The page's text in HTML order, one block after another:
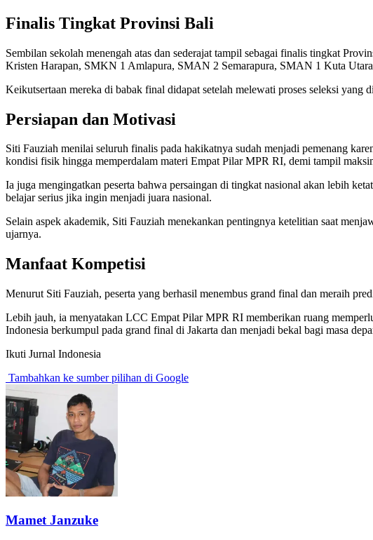
Finalis Tingkat Provinsi Bali
Sembilan sekolah menengah atas dan sederajat tampil sebagai finalis tingkat
Kristen Harapan, SMKN 1 Amlapura, SMAN 2 Semarapura, SMAN 1 Kuta
Keikutsertaan mereka di babak final didapat setelah melewati proses seleksi yang
Persiapan dan Motivasi
Siti Fauziah menilai seluruh finalis pada hakikatnya sudah menjadi pemenang
kondisi fisik hingga memperdalam materi Empat Pilar MPR RI, demi tampil
Ia juga mengingatkan peserta bahwa persaingan di tingkat nasional akan lebih
belajar serius jika ingin menjadi juara nasional.
Selain aspek akademik, Siti Fauziah menekankan pentingnya ketelitian saat
ujarnya.
Manfaat Kompetisi
Menurut Siti Fauziah, peserta yang berhasil menembus grand final dan meraih
Lebih jauh, ia menyatakan LCC Empat Pilar MPR RI memberikan ruang
Indonesia berkumpul pada grand final di Jakarta dan menjadi bekal bagi masa
Ikuti Jurnal Indonesia
Tambahkan ke sumber pilihan di Google
Mamet Janzuke